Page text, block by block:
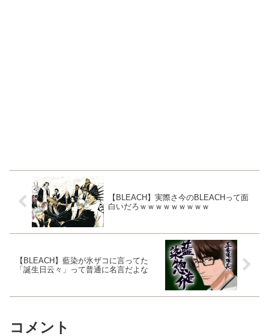
【BLEACH】実際さ今のBLEACHって面
白いだろｗｗｗｗｗｗｗｗｗ
【BLEACH】藍染が氷ザコに言ってた
「誕生日云々」って普通に名言だよな
コメント